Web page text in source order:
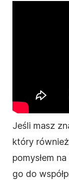
Jeśli masz
który
pomysłem na
go do